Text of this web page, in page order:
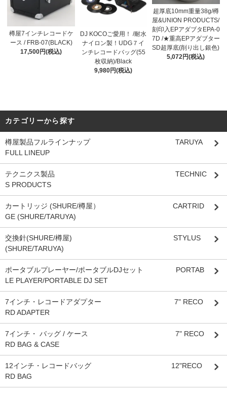
樽屋7インチレコードケ
ース / FRB-07(BLACK)
17,500円(税込)
DJ KOCOご愛用！ /耐水
ナイロン製！UDG７イ
ンチレコードバッグ(55
枚収納)/Black
9,980円(税込)
超厚底10mm重量38g/樽
屋&UNION PRODUCTS/
刻印入EPアダブタEPA-0
7D /★重高EPアダブター
SD超厚底(削り出し銀色)
5,072円(税込)
カテゴリーから探す
樽屋製品フルラインナップ TARUYA
FULL LINEUP
テクニクス製品 TECHNIC
S PRODUCTS
カートリッジ (SHURE/樽屋） CARTRID
GE (SHURE/TARUYA)
交換針(SHURE/樽屋) STYLUS
(SHURE/TARUYA)
ポータブルプレーヤー/ポータブルDJセット PORTAB
LE PLAYER/PORTABLE DJ SET
7インチ・レコードアダプター 7" RECO
RD ADAPTER
7インチ・ バッグ / ケース 7" RECO
RD BAG & CASE
12インチ・レコードバッグ 12"RECO
RD BAG